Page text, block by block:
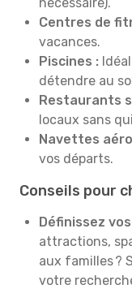
Centres de
vacances.
Piscines :
détendre au
Restaurants
locaux sans
Navettes
vos départs.
Conseils pour
Définissez
attractions,
aux familles ?
votre